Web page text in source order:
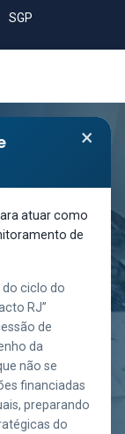
SGP
×
atuar como
de
ciclo do
RJ”
de
da
não se
financiadas
preparando
do
Saiba mais